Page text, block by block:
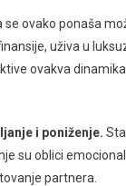
se ovako ponaša
uživa u
ovakva
i poniženje.
su oblici
partnera.